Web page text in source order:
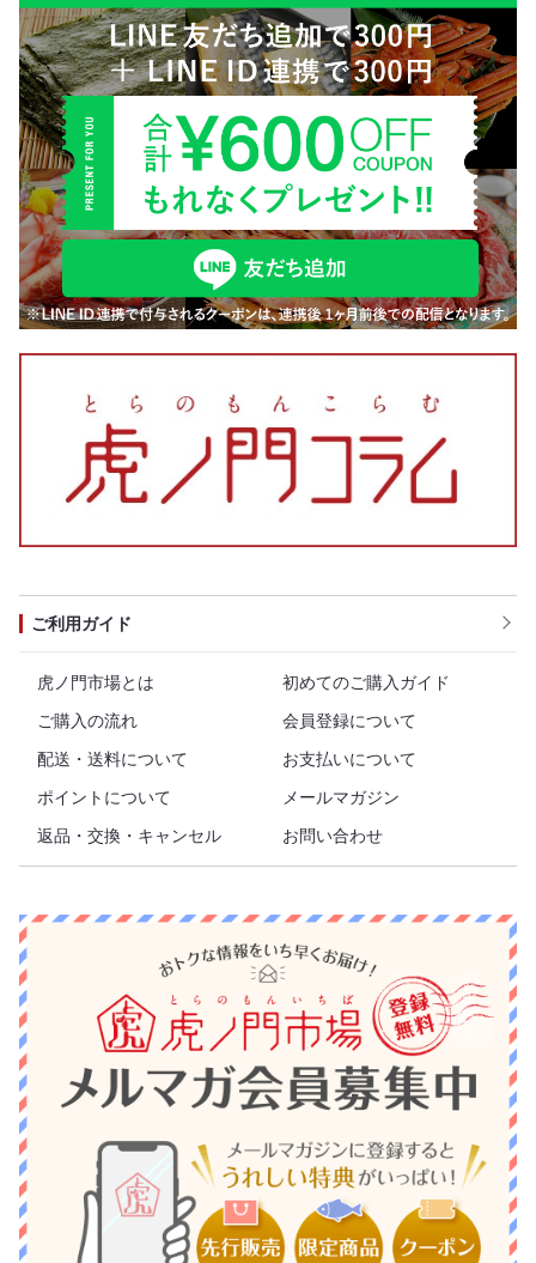
ご利用ガイド
虎ノ門市場とは
初めてのご購入ガイド
ご購入の流れ
会員登録について
配送・送料について
お支払いについて
ポイントについて
メールマガジン
返品・交換・キャンセル
お問い合わせ